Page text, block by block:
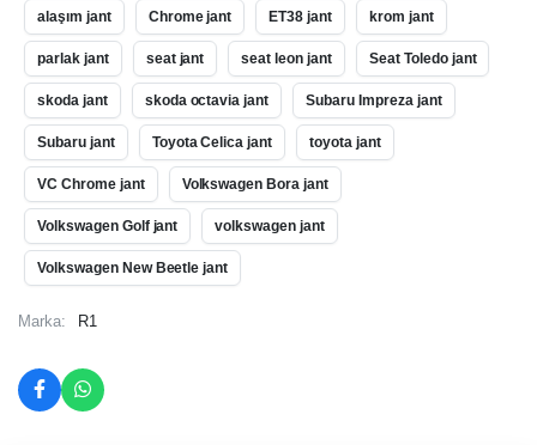
alaşım jant Chrome jant ET38 jant krom jant
parlak jant seat jant seat leon jant Seat Toledo jant
skoda jant skoda octavia jant Subaru Impreza jant
Subaru jant Toyota Celica jant toyota jant
VC Chrome jant Volkswagen Bora jant
Volkswagen Golf jant volkswagen jant
Volkswagen New Beetle jant
Marka: R1